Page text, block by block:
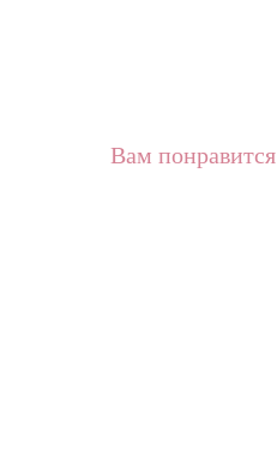
Вам понравится